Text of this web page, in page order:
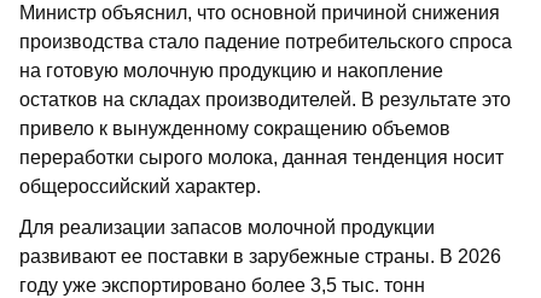
Министр объяснил, что основной причиной снижения
производства стало падение потребительского спроса
на готовую молочную продукцию и накопление
остатков на складах производителей. В результате это
привело к вынужденному сокращению объемов
переработки сырого молока, данная тенденция носит
общероссийский характер.
Для реализации запасов молочной продукции
развивают ее поставки в зарубежные страны. В 2026
году уже экспортировано более 3,5 тыс. тонн